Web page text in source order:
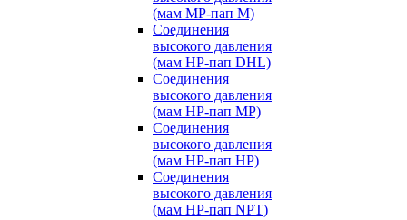
(мам MP-пап M)
Соединения
высокого давления
(мам HP-пап DHL)
Соединения
высокого давления
(мам HP-пап MP)
Соединения
высокого давления
(мам HP-пап HP)
Соединения
высокого давления
(мам HP-пап NPT)